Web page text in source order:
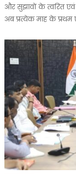
और सुझावों के त्वरित
अब प्रत्येक माह के प्रथम